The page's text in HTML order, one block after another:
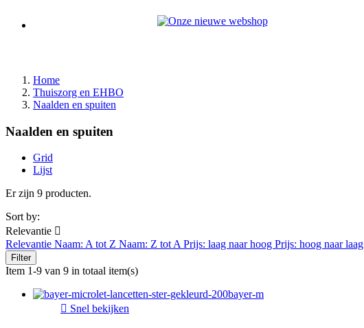
Home
Thuiszorg en EHBO
Naalden en spuiten
Naalden en spuiten
Grid
Lijst
Er zijn 9 producten.
Sort by:
Relevantie 
Relevantie Naam: A tot Z Naam: Z tot A Prijs: laag naar hoog Prijs: hoog naar laag
Filter
Item 1-9 van 9 in totaal item(s)
 Snel bekijken